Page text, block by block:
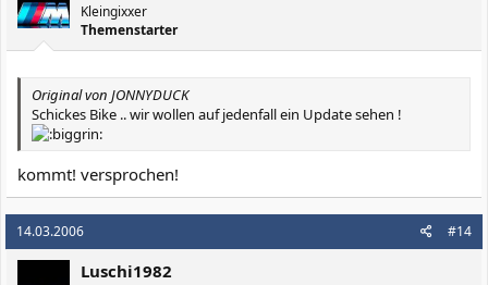
Kleingixxer
Themenstarter
Original von JONNYDUCK
Schickes Bike .. wir wollen auf jedenfall ein Update sehen !
kommt! versprochen!
14.03.2006 #14
Luschi1982